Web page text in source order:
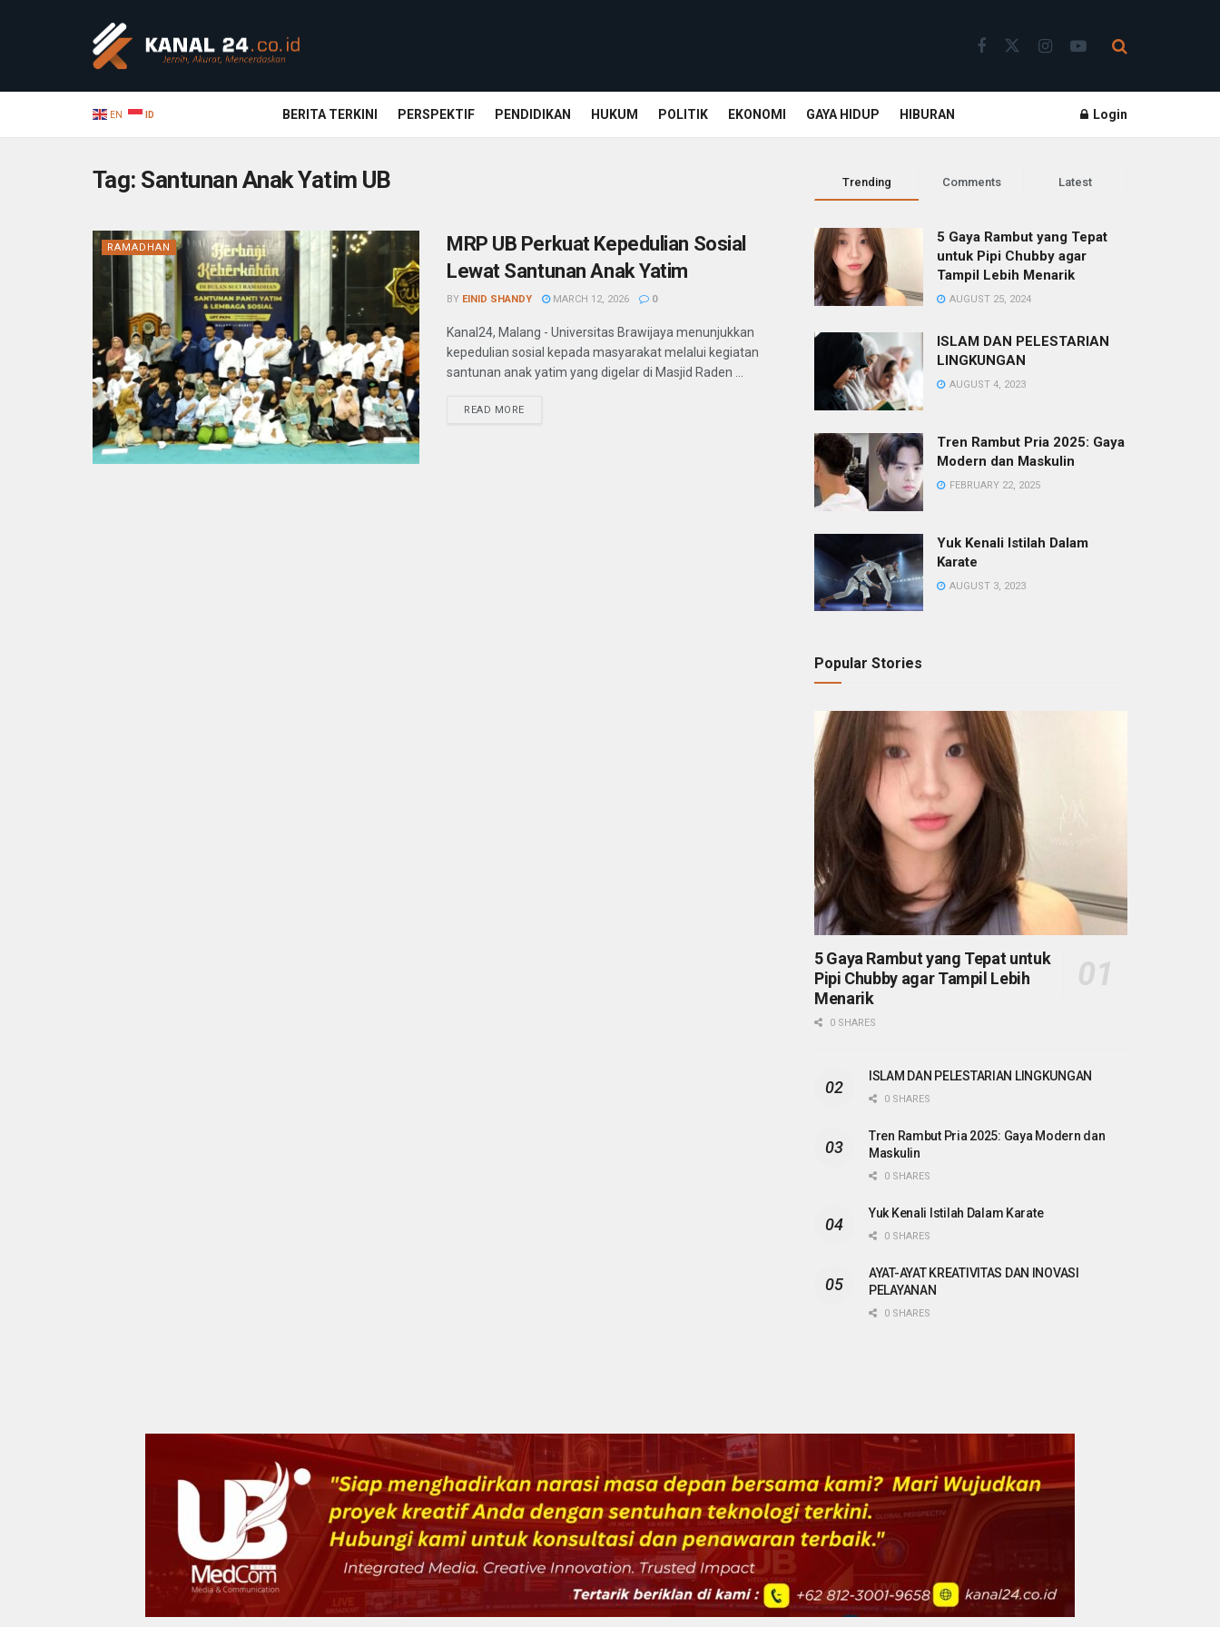
EN ID BERITA TERKINI PERSPEKTIF PENDIDIKAN HUKUM POLITIK EKONOMI GAYA HIDUP HIBURAN Login
Tag: Santunan Anak Yatim UB
RAMADHAN
MRP UB Perkuat Kepedulian Sosial
Lewat Santunan Anak Yatim
BY EINID SHANDY MARCH 12, 2026 0
Kanal24, Malang - Universitas Brawijaya menunjukkan
kepedulian sosial kepada masyarakat melalui kegiatan
santunan anak yatim yang digelar di Masjid Raden ...
READ MORE
Trending Comments Latest
5 Gaya Rambut yang Tepat
untuk Pipi Chubby agar
Tampil Lebih Menarik
AUGUST 25, 2024
ISLAM DAN PELESTARIAN
LINGKUNGAN
AUGUST 4, 2023
Tren Rambut Pria 2025: Gaya
Modern dan Maskulin
FEBRUARY 22, 2025
Yuk Kenali Istilah Dalam
Karate
AUGUST 3, 2023
Popular Stories
5 Gaya Rambut yang Tepat untuk
Pipi Chubby agar Tampil Lebih
Menarik
0 SHARES
ISLAM DAN PELESTARIAN LINGKUNGAN
0 SHARES
Tren Rambut Pria 2025: Gaya Modern dan
Maskulin
0 SHARES
Yuk Kenali Istilah Dalam Karate
0 SHARES
AYAT-AYAT KREATIVITAS DAN INOVASI
PELAYANAN
0 SHARES